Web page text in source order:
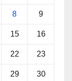
8 9
15 16
22 23
29 30